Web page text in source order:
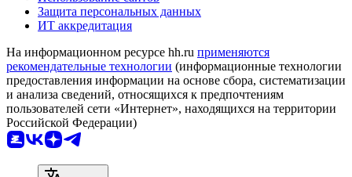
Защита персональных данных
ИТ аккредитация
На информационном ресурсе hh.ru применяются
рекомендательные технологии (информационные технологии
предоставления информации на основе сбора, систематизации
и анализа сведений, относящихся к предпочтениям
пользователей сети «Интернет», находящихся на территории
Российской Федерации)